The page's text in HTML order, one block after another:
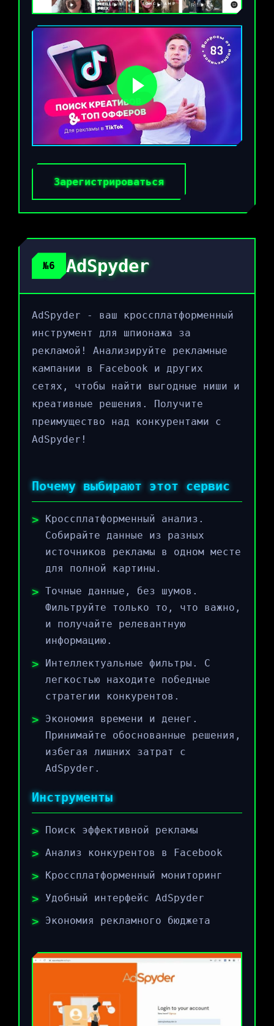
Зарегистрироваться
№6 AdSpyder
AdSpyder - ваш кроссплатформенный
инструмент для шпионажа за
рекламой! Анализируйте рекламные
кампании в Facebook и других
сетях, чтобы найти выгодные ниши и
креативные решения. Получите
преимущество над конкурентами с
AdSpyder!
Почему выбирают этот сервис
Кроссплатформенный анализ.
Собирайте данные из разных
источников рекламы в одном месте
для полной картины.
Точные данные, без шумов.
Фильтруйте только то, что важно,
и получайте релевантную
информацию.
Интеллектуальные фильтры. С
легкостью находите победные
стратегии конкурентов.
Экономия времени и денег.
Принимайте обоснованные решения,
избегая лишних затрат с
AdSpyder.
Инструменты
Поиск эффективной рекламы
Анализ конкурентов в Facebook
Кроссплатформенный мониторинг
Удобный интерфейс AdSpyder
Экономия рекламного бюджета